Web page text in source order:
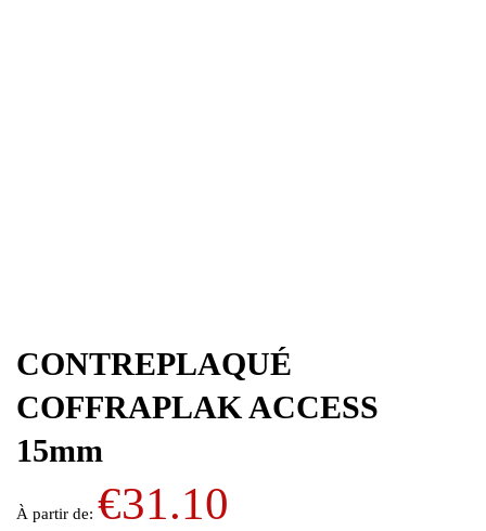
CONTREPLAQUÉ
COFFRAPLAK ACCESS
15mm
À partir de: €31.10